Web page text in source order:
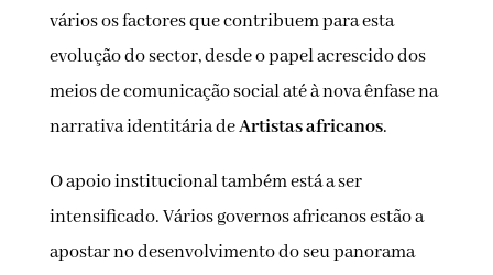
vários os factores que contribuem para esta
evolução do sector, desde o papel acrescido dos
meios de comunicação social até à nova ênfase na
narrativa identitária deArtistas africanos.
O apoio institucional também está a ser
intensificado. Vários governos africanos estão a
apostar no desenvolvimento do seu panorama